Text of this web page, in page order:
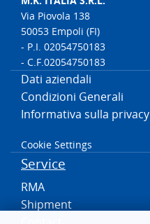
Via Piovola 138
50053 Empoli (FI)
- P.I. 02054750183
- C.F.02054750183
Dati aziendali
Condizioni Generali
Informativa sulla privacy
Cookie Settings
Service
RMA
Shipment